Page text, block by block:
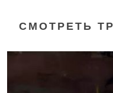
СМОТРЕТЬ